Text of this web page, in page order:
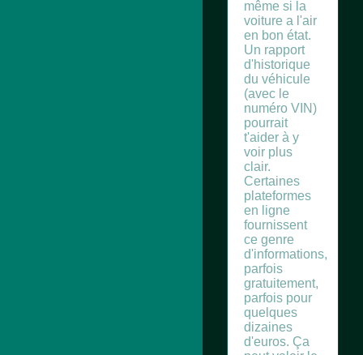
même si la
voiture a l'air
en bon état.
Un rapport
d'historique
du véhicule
(avec le
numéro VIN)
pourrait
t'aider à y
voir plus
clair.
Certaines
plateformes
en ligne
fournissent
ce genre
d'informations,
parfois
gratuitement,
parfois pour
quelques
dizaines
d'euros. Ça